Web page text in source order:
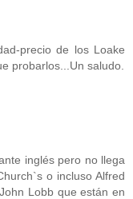
precio de los Loake
probarlos...Un saludo.
inglés pero no llega
o incluso Alfred
Lobb que están en